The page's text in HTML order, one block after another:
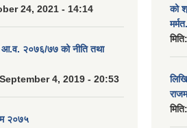
24, 2021 - 14:14
आ.व. २०७६/७७ को नीति तथा
4, 2019 - 20:53
२०७५
को
मिति:
मिति: